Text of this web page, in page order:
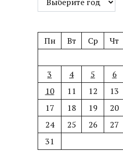
Пн Вт Ср Чт
3
4 5 6
10
11 12 13
17
18 19 20
24
25 26 27
31